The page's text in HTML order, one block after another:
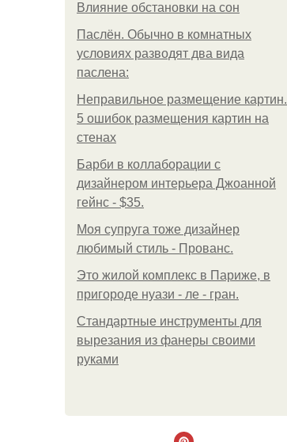
Влияние обстановки на сон
Паслён. Обычно в комнатных
условиях разводят два вида
паслена:
Неправильное размещение картин.
5 ошибок размещения картин на
стенах
Барби в коллаборации с
дизайнером интерьера Джоанной
гейнс - $35.
Моя супруга тоже дизайнер
любимый стиль - Прованс.
Это жилой комплекс в Париже, в
пригороде нуази - ле - гран.
Стандартные инструменты для
вырезания из фанеры своими
руками